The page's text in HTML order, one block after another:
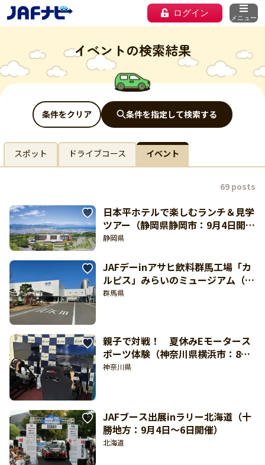
ログイン メニュー
イベントの検索結果
条件をクリア 条件を指定して検索する
スポット ドライブコース イベント
69 posts
日本平ホテルで楽しむランチ＆見学
ツアー（静岡県静岡市：9月4日開
催）【東海北陸 どきどき】
静岡県
JAFデーinアサヒ飲料群馬工場「カ
ルピス」みらいのミュージアム（館
林市：9月27日開催）
群馬県
親子で対戦！ 夏休みEモータース
ポーツ体験（神奈川県横浜市：8月
22日開催）
神奈川県
JAFブース出展inラリー北海道（十
勝地方：9月4日～6日開催）
北海道